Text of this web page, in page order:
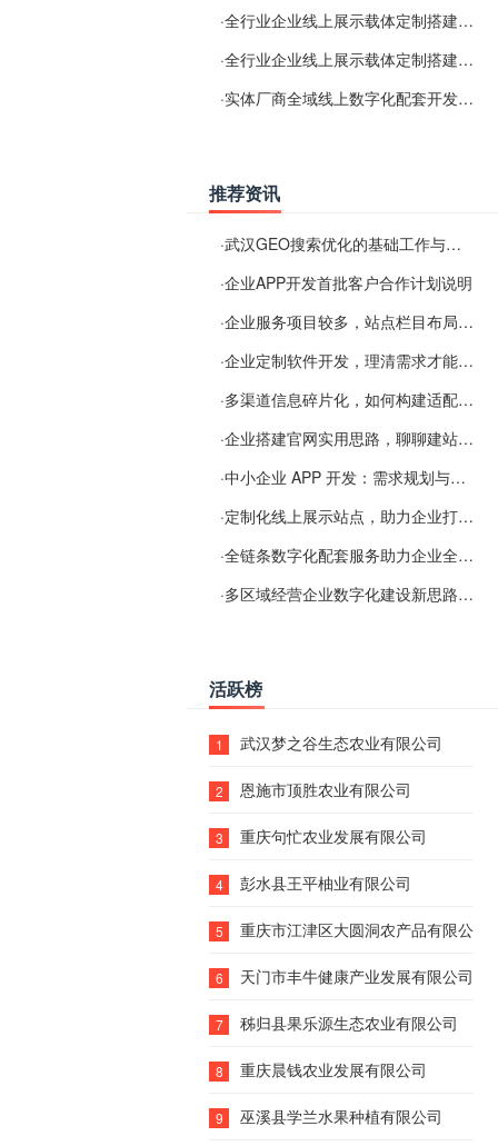
·全行业企业线上展示载体定制搭建服务
·全行业企业线上展示载体定制搭建服务
·实体厂商全域线上数字化配套开发与地域检索优化服务
推荐资讯
·武汉GEO搜索优化的基础工作与实施思路
·企业APP开发首批客户合作计划说明
·企业服务项目较多，站点栏目布局规划参考思路
·企业定制软件开发，理清需求才能提升数字化落地效率
·多渠道信息碎片化，如何构建适配 AI 检索的品牌信息源
·企业搭建官网实用思路，聊聊建站容易忽视的问题
·中小企业 APP 开发：需求规划与项目落地避坑经验分享
·定制化线上展示站点，助力企业打通线上经营渠道
·全链条数字化配套服务助力企业全域线上经营
·多区域经营企业数字化建设新思路：多端载体与地域检索一体化落地思路分享
活跃榜
1 武汉梦之谷生态农业有限公司
2 恩施市顶胜农业有限公司
3 重庆句忙农业发展有限公司
4 彭水县王平柚业有限公司
5 重庆市江津区大圆洞农产品有限公司
6 天门市丰牛健康产业发展有限公司
7 秭归县果乐源生态农业有限公司
8 重庆晨钱农业发展有限公司
9 巫溪县学兰水果种植有限公司